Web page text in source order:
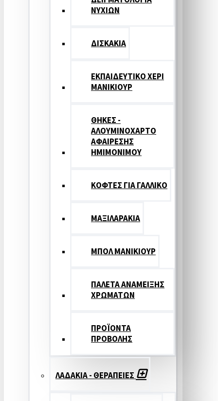
ΝΥΧΙΩΝ
ΔΙΣΚΑΚΙΑ
ΕΚΠΑΙΔΕΥΤΙΚΟ ΧΕΡΙ
ΜΑΝΙΚΙΟΥΡ
ΘΗΚΕΣ -
ΑΛΟΥΜΙΝΟΧΑΡΤΟ
ΑΦΑΙΡΕΣΗΣ
ΗΜΙΜΟΝΙΜΟΥ
ΚΟΦΤΕΣ ΓΙΑ ΓΑΛΛΙΚΟ
ΜΑΞΙΛΑΡΑΚΙΑ
ΜΠΟΛ ΜΑΝΙΚΙΟΥΡ
ΠΑΛΕΤΑ ΑΝΑΜΕΙΞΗΣ
ΧΡΩΜΑΤΩΝ
ΠΡΟΪΟΝΤΑ
ΠΡΟΒΟΛΗΣ
ΛΑΔΑΚΙΑ - ΘΕΡΑΠΕΙΕΣ